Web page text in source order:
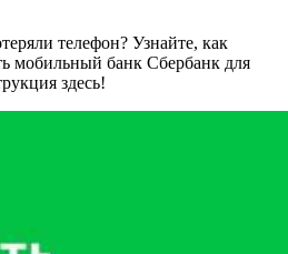
телефон? Узнайте, как
мобильный банк Сбербанк для
здесь!